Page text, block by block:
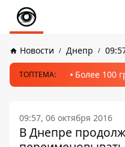
Новости Днепр
ТОПТЕМА: Более 100
09:57, 06 октября 2016
В Днепре